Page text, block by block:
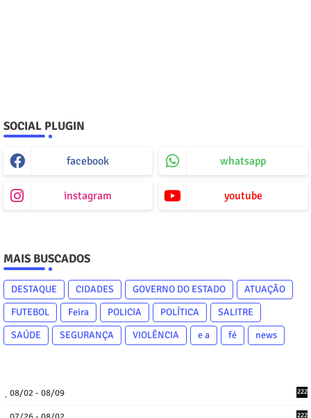
SOCIAL PLUGIN
facebook whatsapp
instagram youtube
MAIS BUSCADOS
DESTAQUE CIDADES GOVERNO DO ESTADO
ATUAÇÃO
FUTEBOL
Feira POLICIA POLÍTICA
SALITRE
SAÚDE
SEGURANÇA VIOLÊNCIA e a fé news
08/02 - 08/09 222
222